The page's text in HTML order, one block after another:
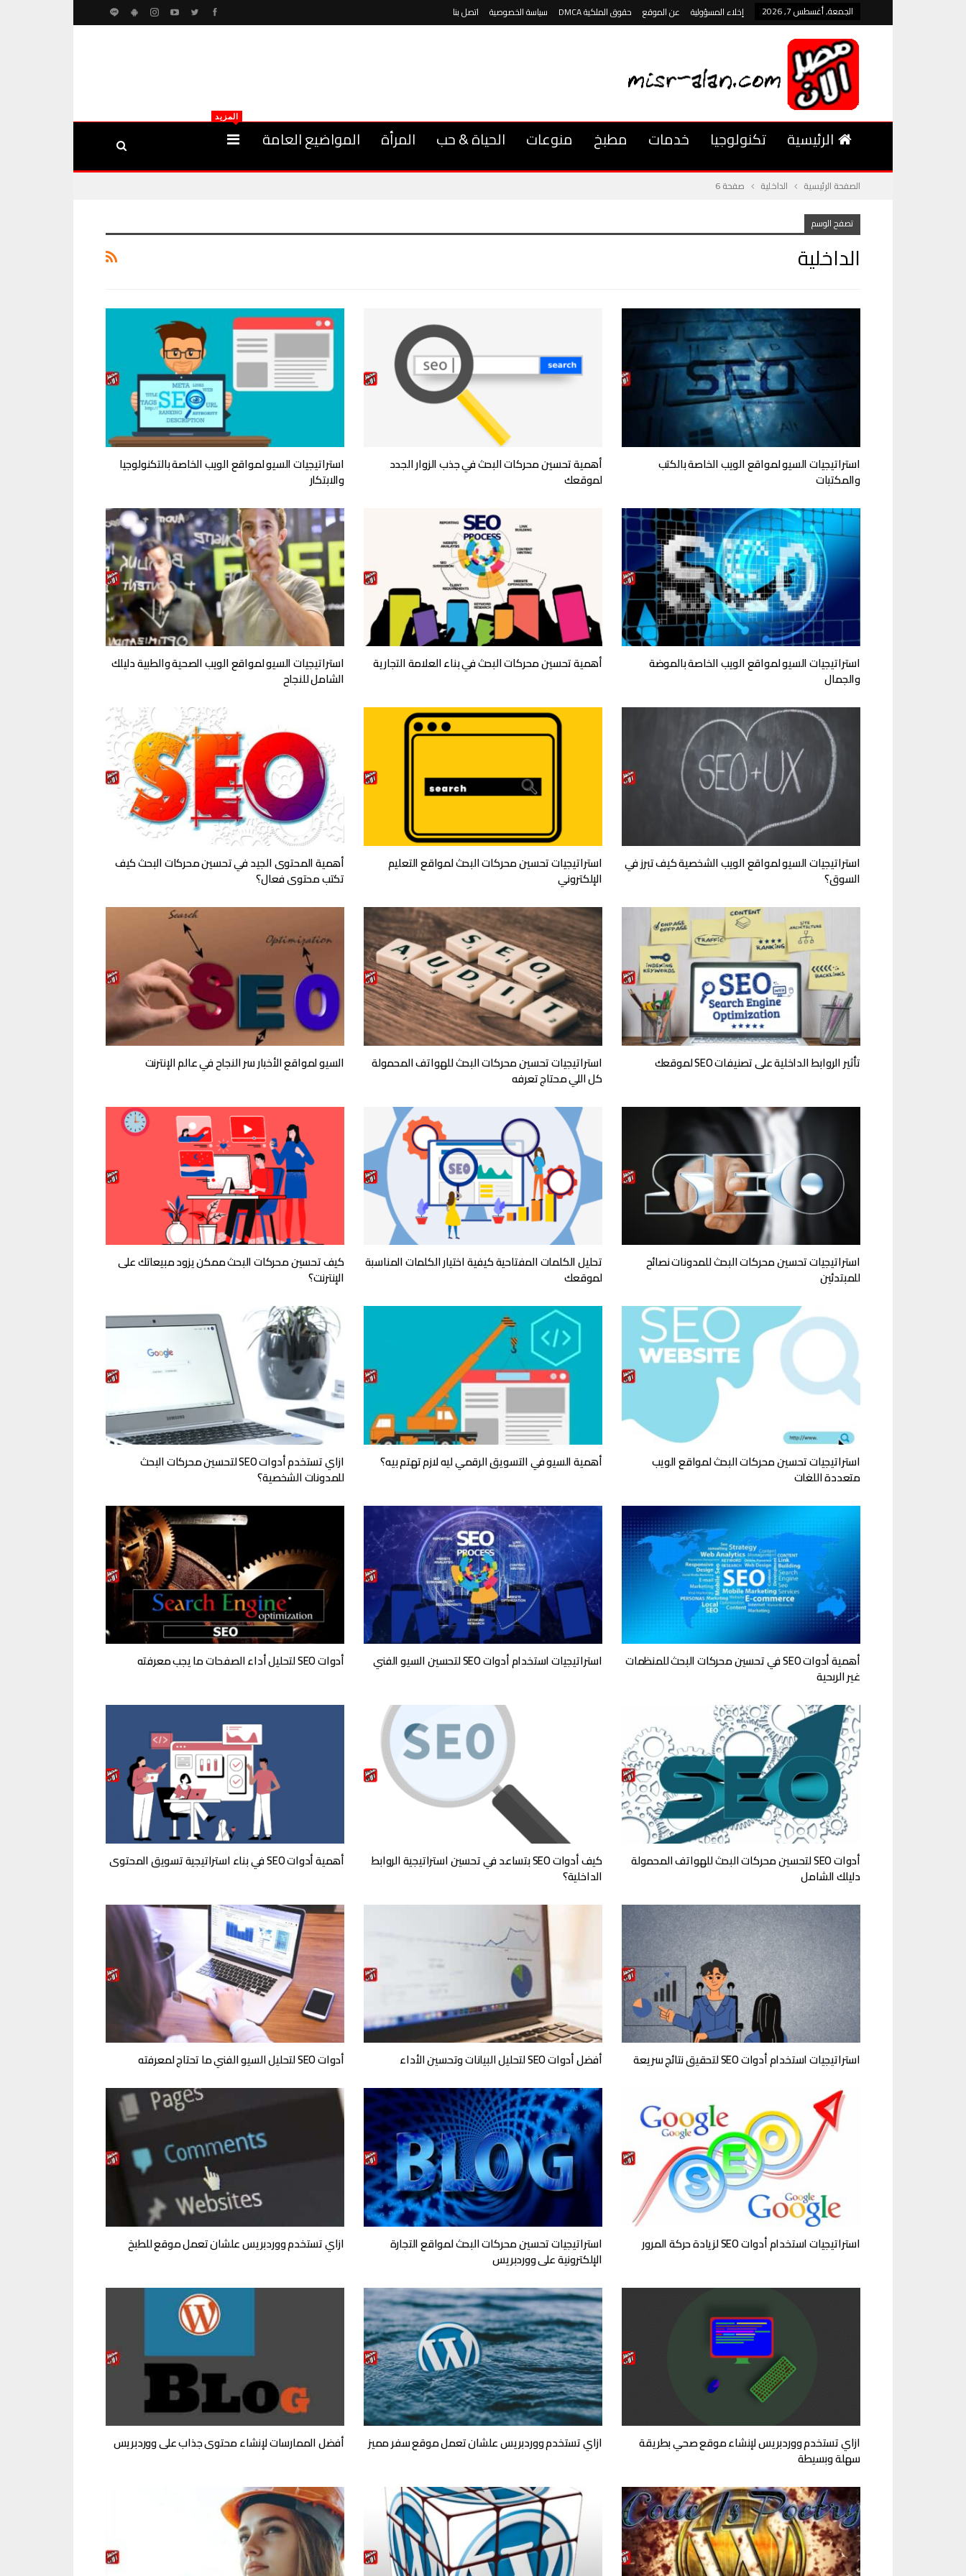
الجمعة, أغسطس 7, 2026 إخلاء المسؤولية عن الموقع حقوق الملكية DMCA سياسة الخصوصية اتصل بنا
الرئيسية تكنولوجيا خدمات مطبخ منوعات الحياة & حب المرأة المواضيع العامة
المزيد
الصفحة الرئيسية الداخلية صفحة 6
تصفح الوسم
الداخلية
استراتيجيات السيو لمواقع الويب الخاصة بالكتب
والمكتبات
أهمية تحسين محركات البحث في جذب الزوار الجدد
لموقعك
استراتيجيات السيو لمواقع الويب الخاصة بالتكنولوجيا
والابتكار
استراتيجيات السيو لمواقع الويب الخاصة بالموضة
والجمال
أهمية تحسين محركات البحث في بناء العلامة التجارية استراتيجيات السيو لمواقع الويب الصحية والطبية دليلك
الشامل للنجاح
استراتيجيات السيو لمواقع الويب الشخصية كيف تبرز في
السوق؟
استراتيجيات تحسين محركات البحث لمواقع التعليم
الإلكتروني
أهمية المحتوى الجيد في تحسين محركات البحث كيف
تكتب محتوى فعال؟
تأثير الروابط الداخلية على تصنيفات SEO لموقعك استراتيجيات تحسين محركات البحث للهواتف المحمولة
كل اللي محتاج تعرفه
السيو لمواقع الأخبار سر النجاح في عالم الإنترنت
استراتيجيات تحسين محركات البحث للمدونات نصائح
للمبتدئين
تحليل الكلمات المفتاحية كيفية اختيار الكلمات المناسبة
لموقعك
كيف تحسين محركات البحث ممكن يزود مبيعاتك على
الإنترنت؟
استراتيجيات تحسين محركات البحث لمواقع الويب
متعددة اللغات
أهمية السيو في التسويق الرقمي ليه لازم تهتم بيه؟ ازاي تستخدم أدوات SEO لتحسين محركات البحث
للمدونات الشخصية؟
أهمية أدوات SEO في تحسين محركات البحث للمنظمات
غير الربحية
استراتيجيات استخدام أدوات SEO لتحسين السيو الفني أدوات SEO لتحليل أداء الصفحات ما يجب معرفته
أدوات SEO لتحسين محركات البحث للهواتف المحمولة
دليلك الشامل
كيف أدوات SEO بتساعد في تحسين استراتيجية الروابط
الداخلية؟
أهمية أدوات SEO في بناء استراتيجية تسويق المحتوى
استراتيجيات استخدام أدوات SEO لتحقيق نتائج سريعة أفضل أدوات SEO لتحليل البيانات وتحسين الأداء أدوات SEO لتحليل السيو الفني ما تحتاج لمعرفته
استراتيجيات استخدام أدوات SEO لزيادة حركة المرور استراتيجيات تحسين محركات البحث لمواقع التجارة
الإلكترونية على ووردبريس
ازاي تستخدم ووردبريس علشان تعمل موقع للطبخ
ازاي تستخدم ووردبريس لإنشاء موقع صحي بطريقة
سهلة وبسيطة
ازاي تستخدم ووردبريس علشان تعمل موقع سفر مميز أفضل الممارسات لإنشاء محتوى جذاب على ووردبريس